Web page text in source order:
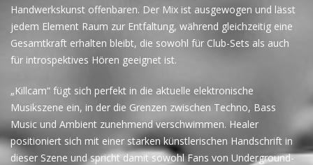
Handwerkskunst offenbaren. Der Mix ist ausgewogen und lässt
jedem Element Raum zur Entfaltung, während gleichzeitig eine
Gesamtkraft erhalten bleibt, die sowohl für Club-Sets als auch
für introspektives Hören geeignet ist.
„Killcam“ fügt sich perfekt in die aktuelle elektronische
Musikszene ein, in der die Grenzen zwischen Techno, Bass
Music und Ambient zunehmend verschwimmen. Healer
positioniert sich mit einer starken künstlerischen Handschrift in
dieser Szene und spricht damit sowohl Fans von Underground-